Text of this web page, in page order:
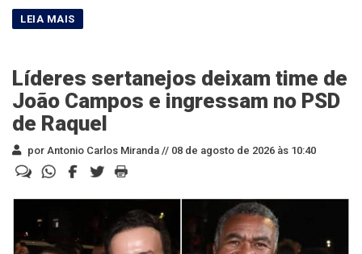
Líderes sertanejos deixam time de
João Campos e ingressam no PSD
de Raquel
por Antonio Carlos Miranda // 08 de agosto de 2026 às 10:40